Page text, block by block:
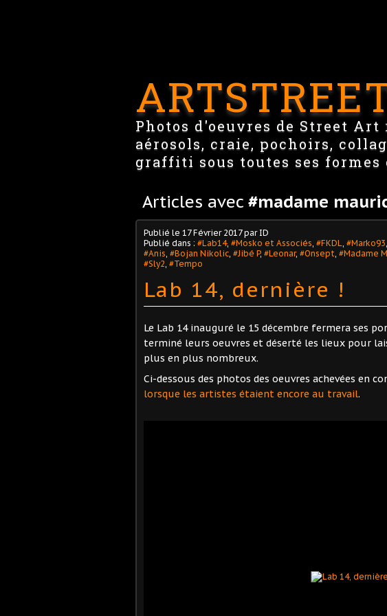
Photos d'oeuvres de Street
aérosols, craie, pochoirs,
graffiti sous toutes ses formes
Articles avec #madame
Publié le 17 Février 2017par ID
Publié dans : #Lab14, #Mosko et Associés, #FKDL, #Marko93,
#Anis, #Bojan Nikolic, #Jibé P, #Leonar, #Onsept, #Madame
#Sly2, #Tempo
Lab 14, dernière !
Le Lab 14 inauguré le 15 décembre fermera ses
terminé leurs oeuvres et déserté les lieux pour
plus en plus nombreux.
Ci-dessous des photos des oeuvres achevées en
lorsque les artistes étaient encore au travail.